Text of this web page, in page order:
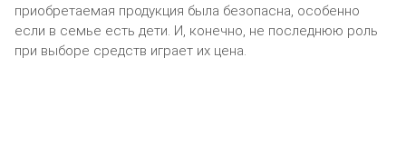
приобретаемая продукция была безопасна, особенно
если в семье есть дети. И, конечно, не последнюю роль
при выборе средств играет их цена.